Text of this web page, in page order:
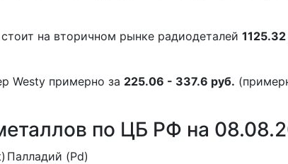
на вторичном рынке радиодеталей
Westy примерно за 225.06 - 337.6 руб.
по ЦБ РФ на
Палладий (Pd)